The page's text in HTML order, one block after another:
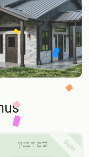
Sold שם הבנין